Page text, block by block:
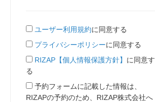
ユーザー利用規約に同意する
プライバシーポリシーに同意する
RIZAP【個人情報保護方針】 に同意す
る
予約フォームに記載した情報は、
RIZAPの予約のため、RIZAP株式会社へ